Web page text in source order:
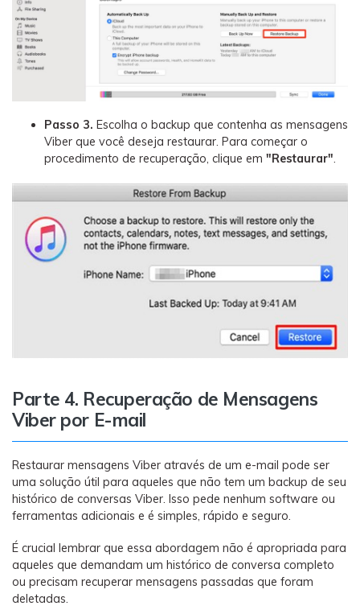
Passo 3. Escolha o backup que contenha as mensagens
Viber que você deseja restaurar. Para começar o
procedimento de recuperação, clique em "Restaurar".
Parte 4. Recuperação de Mensagens
Viber por E-mail
Restaurar mensagens Viber através de um e-mail pode ser
uma solução útil para aqueles que não tem um backup de seu
histórico de conversas Viber. Isso pede nenhum software ou
ferramentas adicionais e é simples, rápido e seguro.
É crucial lembrar que essa abordagem não é apropriada para
aqueles que demandam um histórico de conversa completo
ou precisam recuperar mensagens passadas que foram
deletadas.